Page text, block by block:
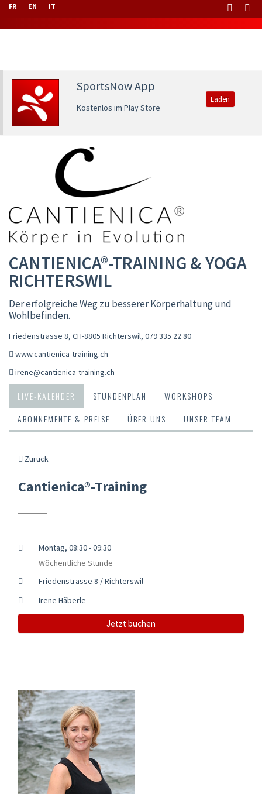
FR EN IT
SportsNow App
Kostenlos im Play Store
Laden
CANTIENICA®-TRAINING & YOGA
RICHTERSWIL
Der erfolgreiche Weg zu besserer Körperhaltung und
Wohlbefinden.
Friedenstrasse 8, CH-8805 Richterswil, 079 335 22 80
www.cantienica-training.ch
irene@cantienica-training.ch
LIVE-KALENDER STUNDENPLAN
WORKSHOPS
ABONNEMENTE & PREISE
ÜBER UNS UNSER TEAM
Zurück
Cantienica®-Training
Montag, 08:30 - 09:30
Wöchentliche Stunde
Friedenstrasse 8 / Richterswil
Irene Häberle
Jetzt buchen